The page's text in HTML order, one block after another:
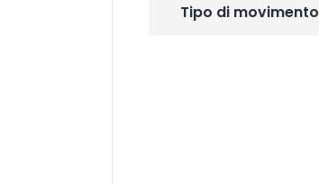
Tipo di movimento